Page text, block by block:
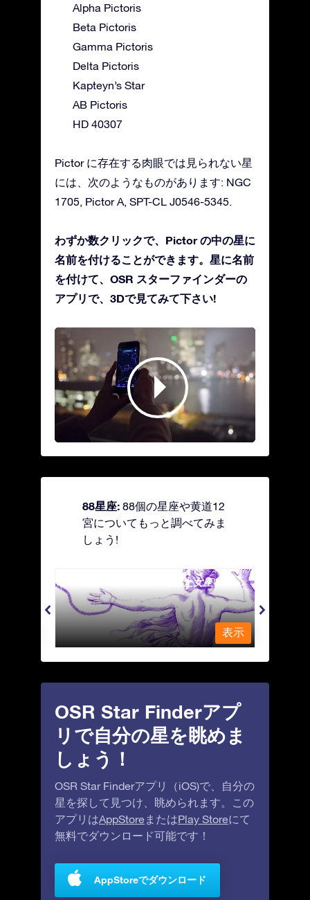
Alpha Pictoris
Beta Pictoris
Gamma Pictoris
Delta Pictoris
Kapteyn’s Star
AB Pictoris
HD 40307
Pictor に存在する肉眼では見られない星
には、次のようなものがあります: NGC
1705, Pictor A, SPT-CL J0546-5345.
わずか数クリックで、Pictor の中の星に
名前を付けることができます。星に名前
を付けて、OSR スターファインダーの
アプリで、3Dで見てみて下さい!
88星座: 88個の星座や黄道12
宮についてもっと調べてみま
しょう!
Andromeda - 鎖で縛られた女座
表示
OSR Star Finderアプ
リで自分の星を眺めま
しょう！
OSR Star Finderアプリ（iOS)で、自分の
星を探して見つけ、眺められます。この
アプリはAppStore またはPlay Storeにて
無料でダウンロード可能です！
AppStoreでダウンロード